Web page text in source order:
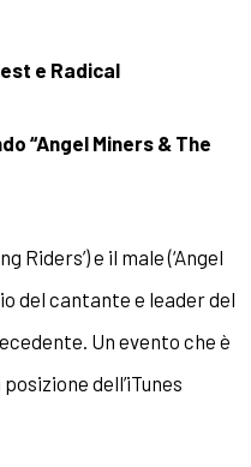
e Radical
“Angel Miners & The
e il male (‘Angel
del cantante e leader del
Un evento che è
dell’iTunes